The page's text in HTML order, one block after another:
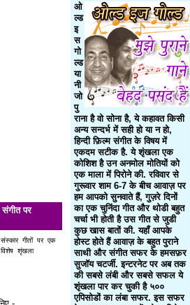
पर
संस्कार गीतों पर एक
विशेष शृंखला
ओ
ल्ड
इ
स
गो
ल्ड
या
नी
जो
पु
राना है वो सोना है, ये कहावत किसी
अन्य सन्दर्भ में सही हो या न हो,
हिन्दी फ़िल्म संगीत के विषय में
एकदम सटीक है. ये शृंखला एक
कोशिश है उन अनमोल मोतियों को
एक माला में पिरोने की. रविवार से
गुरूवार शाम 6-7 के बीच आवाज़ पर
हम आपको सुनवाते हैं, गुज़रे दिनों
का एक चुनिंदा गीत और थोडी बहुत
चर्चा भी होती है उस गीत से जुडी
कुछ खास बातों की. यहाँ आपके
होस्ट होते हैं आवाज़ के बहुत पुराने
साथी और संगीत सफर के हमसफ़र
सुजॉय चटर्जी. इन्टरनेट पर अब तक
की सबसे लंबी और सबसे सफल ये
शृंखला पार कर चुकी है ५००
एपिसोडों का लंबा सफर. इस सफर